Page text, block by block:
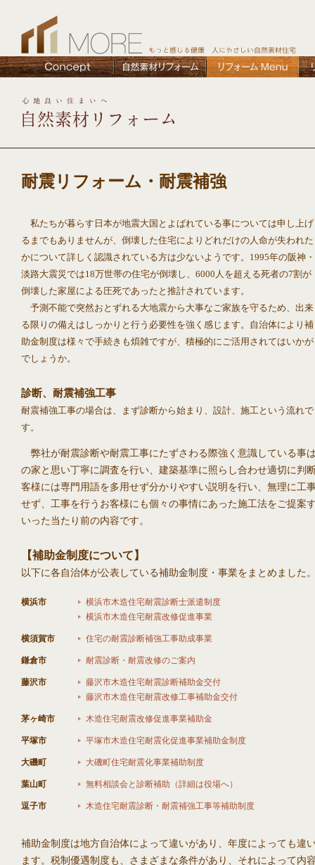
耐震リフォーム・耐震補強
私たちが暮らす日本が地震大国とよばれている事については申し上げ
るまでもありませんが、倒壊した住宅によりどれだけの人命が失われた
かについて詳しく認識されている方は少ないようです。1995年の阪神・
淡路大震災では18万世帯の住宅が倒壊し、6000人を超える死者の7割が
倒壊した家屋による圧死であったと推計されています。
予測不能で突然おとずれる大地震から大事なご家族を守るため、出来
る限りの備えはしっかりと行う必要性を強く感じます。自治体により補
助金制度は様々で手続きも煩雑ですが、積極的にご活用されてはいかが
でしょうか。
診断、耐震補強工事
耐震補強工事の場合は、まず診断から始まり、設計、施工という流れで
す。
弊社が耐震診断や耐震工事にたずさわる際強く意識している事
の家と思い丁寧に調査を行い、建築基準に照らし合わせ適切に判
客様には専門用語を多用せず分かりやすい説明を行い、無理に工
せず、工事を行うお客様にも個々の事情にあった施工法をご提案
いった当たり前の内容です。
【補助金制度について】
以下に各自治体が公表している補助金制度・事業をまとめました
横浜市
横浜市木造住宅耐震診断士派遣制度
横浜市木造住宅耐震改修促進事業
横須賀市 住宅の耐震診断補強工事助成事業
鎌倉市 耐震診断・耐震改修のご案内
藤沢市
藤沢市木造住宅耐震診断補助金交付
藤沢市木造住宅耐震改修工事補助金交付
茅ヶ崎市 木造住宅耐震改修促進事業補助金
平塚市 平塚市木造住宅耐震化促進事業補助金制度
大磯町 大磯町住宅耐震化事業補助制度
葉山町 無料相談会と診断補助（詳細は役場へ）
逗子市 木造住宅耐震診断・耐震補強工事等補助制度
補助金制度は地方自治体によって違いがあり、年度によっても違
ます。税制優遇制度も、さまざまな条件があり、それによって内